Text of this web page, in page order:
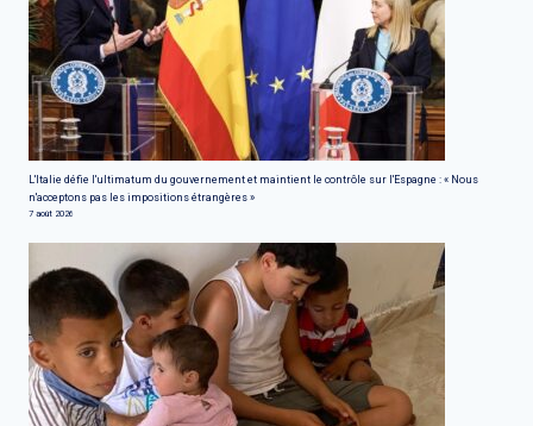
L'Italie défie l'ultimatum du gouvernement et maintient le contrôle sur l'Espagne : « Nous
n'acceptons pas les impositions étrangères »
7 août 2026